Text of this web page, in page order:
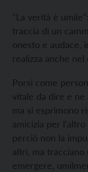
"La verità è
traccia di un
onesto e audace,
realizza anche
Porsi come
vitale da dire e ne
ma si esprimono
amicizia per
perciò non la
altri, ma tracciano
emergere,